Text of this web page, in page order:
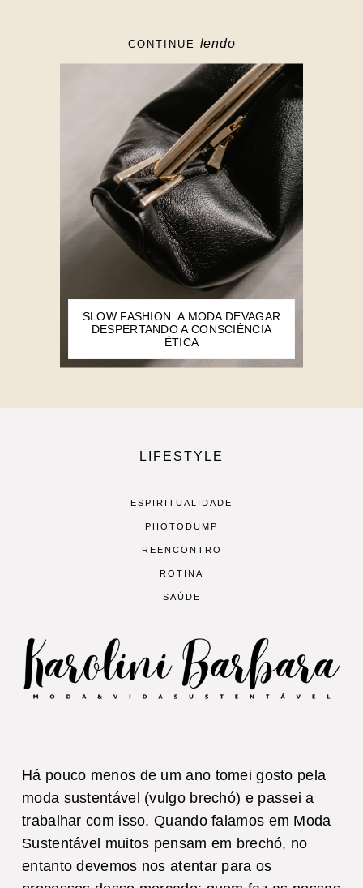
CONTINUE lendo
SLOW FASHION: A MODA DEVAGAR
DESPERTANDO A CONSCIÊNCIA
ÉTICA
LIFESTYLE
ESPIRITUALIDADE
PHOTODUMP
REENCONTRO
ROTINA
SAÚDE
Há pouco menos de um ano tomei gosto pela
moda sustentável (vulgo brechó) e passei a
trabalhar com isso. Quando falamos em Moda
Sustentável muitos pensam em brechó, no
entanto devemos nos atentar para os